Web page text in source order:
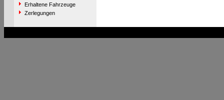
Erhaltene Fahrzeuge
Zerlegungen